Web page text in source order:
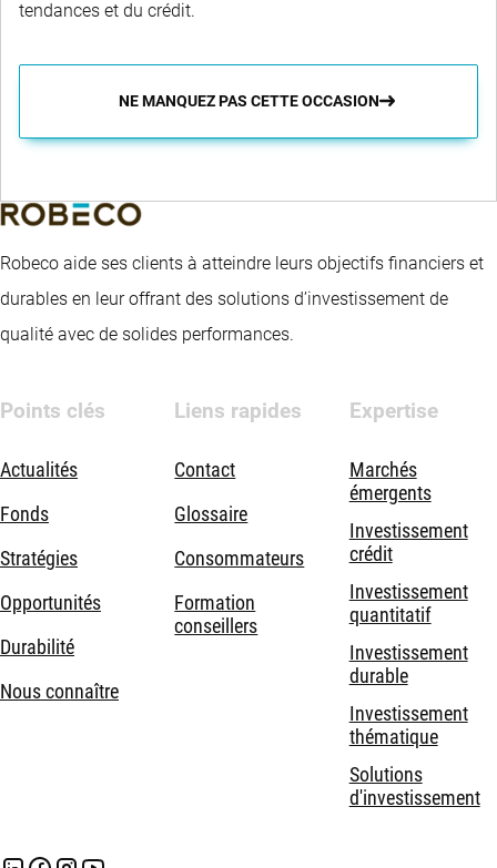
tendances et du crédit.
NE MANQUEZ PAS CETTE OCCASION
Robeco aide ses clients à atteindre leurs objectifs financiers et
durables en leur offrant des solutions d’investissement de
qualité avec de solides performances.
Points clés
Actualités
Fonds
Stratégies
Opportunités
Durabilité
Nous connaître
Liens rapides
Contact
Glossaire
Consommateurs
Formation
conseillers
Expertise
Marchés
émergents
Investissement
crédit
Investissement
quantitatif
Investissement
durable
Investissement
thématique
Solutions
d'investissement